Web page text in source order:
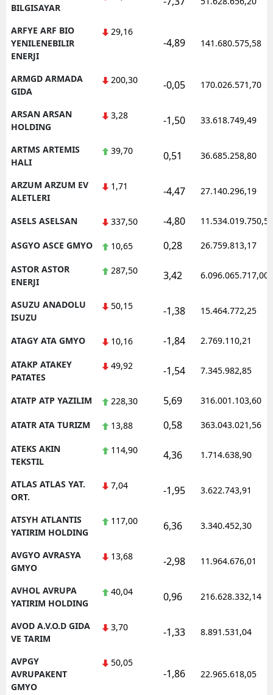
BILGISAYAR
ARFYE ARF BIO
YENILENEBILIR
ENERJI
29,16
-4,89 141.680.575,58
ARMGD ARMADA
GIDA
200,30 -0,05 170.026.571,70
ARSAN ARSAN
HOLDING
3,28 -1,50 33.618.749,49
ARTMS ARTEMIS
HALI
39,70 0,51 36.685.258,80
ARZUM ARZUM EV
ALETLERI
1,71 -4,47 27.140.296,19
ASELS ASELSAN 337,50 -4,80 11.534.019.750,50
ASGYO ASCE GMYO 10,65 0,28 26.759.813,17
ASTOR ASTOR
ENERJI
287,50 3,42 6.096.065.717,00
ASUZU ANADOLU
ISUZU
50,15 -1,38 15.464.772,25
ATAGY ATA GMYO 10,16 -1,84 2.769.110,21
ATAKP ATAKEY
PATATES
49,92 -1,54 7.345.982,85
ATATP ATP YAZILIM 228,30 5,69 316.001.103,60
ATATR ATA TURIZM 13,88 0,58 363.043.021,56
ATEKS AKIN
TEKSTIL
114,90 4,36 1.714.638,90
ATLAS ATLAS YAT.
ORT.
7,04 -1,95 3.622.743,91
ATSYH ATLANTIS
YATIRIM HOLDING
117,00 6,36 3.340.452,30
AVGYO AVRASYA
GMYO
13,68 -2,98 11.964.676,01
AVHOL AVRUPA
YATIRIM HOLDING
40,04 0,96 216.628.332,14
AVOD A.V.O.D GIDA
VE TARIM
3,70 -1,33 8.891.531,04
AVPGY
AVRUPAKENT
GMYO
50,05
-1,86 22.965.618,05